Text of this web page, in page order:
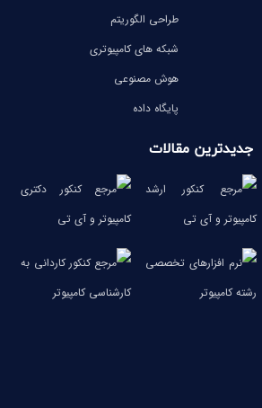
طراحی الگوریتم
شبکه های کامپیوتری
هوش مصنوعی
پایگاه داده
جدیدترین مقالات